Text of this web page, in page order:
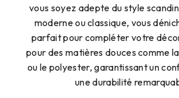
vous soyez adepte du style
moderne ou classique, vous
parfait pour compléter votre
pour des matières douces comme
ou le polyester, garantissant un
une durabilité